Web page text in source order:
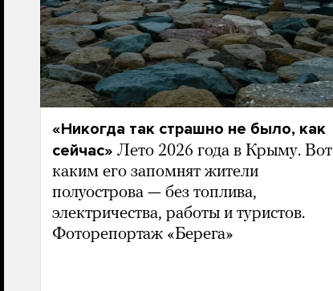
«Никогда так страшно не было, как
сейчас» Лето 2026 года в Крыму. Вот
каким его запомнят жители
полуострова — без топлива,
электричества, работы и туристов.
Фоторепортаж «Берега»